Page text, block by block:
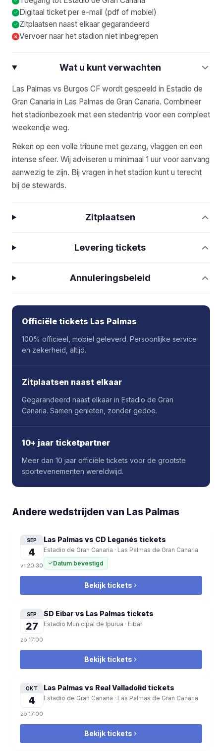
Digitaal ticket per e-mail (pdf of mobiel)
Zitplaatsen naast elkaar gegarandeerd
× Vervoer naar het stadion niet inbegrepen
Wat u kunt verwachten
Las Palmas vs Burgos CF wordt gespeeld in Estadio de
Gran Canaria in Las Palmas de Gran Canaria. Combineer
het stadionbezoek met een stedentrip voor een compleet
weekendje weg.
Reken op een volle tribune met gezang, vlaggen en een
intense sfeer. Wij adviseren u minimaal 1 uur voor aanvang
aanwezig te zijn. Bij vragen in het stadion kunt u terecht
bij de stewards.
Zitplaatsen
Levering tickets
Annuleringsbeleid
Officiële tickets Las Palmas
100% officieel, mobiel geleverd. Persoonlijke service
en zekerheid, altijd.
Zitplaatsen naast elkaar
Gegarandeerd naast elkaar in Estadio de Gran
Canaria. Samen genieten, zonder gedoe.
10+ jaar ticketpartner
Meer dan 10 jaar officiële tickets voor de grootste
sportevenementen wereldwijd.
Andere wedstrijden van Las Palmas
SEP
4
vr 20:30
Las Palmas vs CD Leganés tickets
Estadio de Gran Canaria · Las Palmas de Gran Canaria
Datum bevestigd
Bekijk tickets
SEP
27
zo 17:00
SD Eibar vs Las Palmas tickets
Estadio Municipal de Ipurua · Eibar
Bekijk tickets
OKT
4
zo 17:00
Las Palmas vs Real Valladolid tickets
Estadio de Gran Canaria · Las Palmas de Gran Canaria
Bekijk tickets